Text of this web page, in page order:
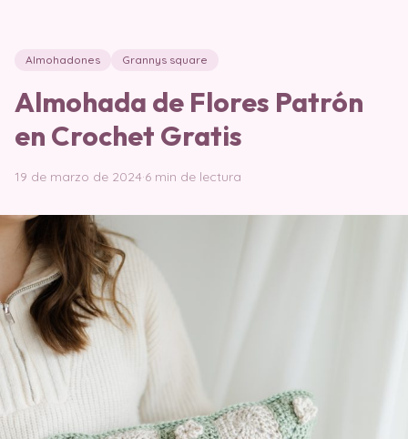
Almohadones Grannys square
Almohada de Flores Patrón
en Crochet Gratis
19 de marzo de 2024·6 min de lectura